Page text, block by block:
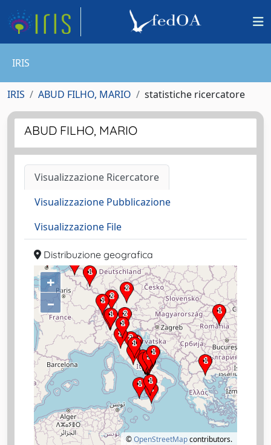
IRIS
IRIS ABUD FILHO, MARIO statistiche ricercatore
ABUD FILHO, MARIO
Visualizzazione Ricercatore
Visualizzazione Pubblicazione
Visualizzazione File
Distribuzione geografica
+
–
©OpenStreetMapcontributors.